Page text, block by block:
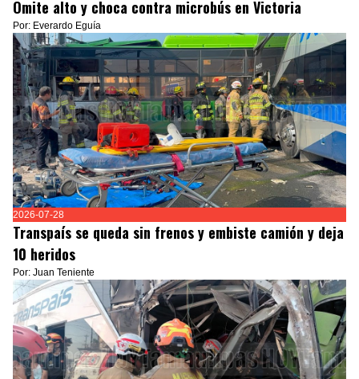
Omite alto y choca contra microbús en Victoria
Por: Everardo Eguía
2026-07-28
Transpaís se queda sin frenos y embiste camión y deja
10 heridos
Por: Juan Teniente